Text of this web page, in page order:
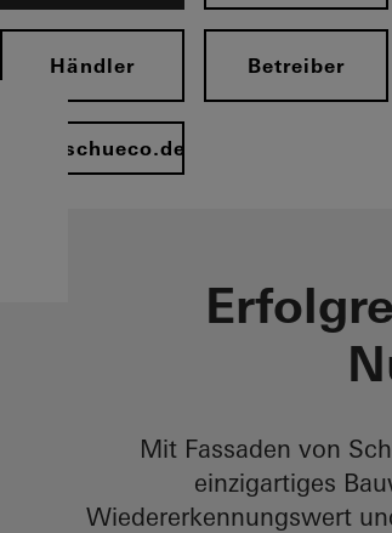
Händler Betreiber
Mit Fassaden von
einzigartiges
Wiedererkennungswert